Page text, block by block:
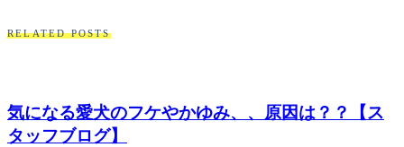
ホ
ル
RELATED POSTS
気になる愛犬のフケやかゆみ、、原因は？？【ス
タッフブログ】